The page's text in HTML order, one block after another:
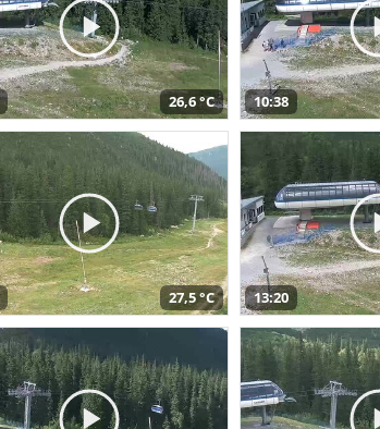
26,6 °C 10:38
27,5 °C 13:20